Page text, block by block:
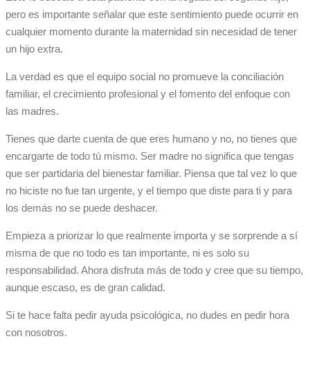
pero es importante señalar que este sentimiento puede ocurrir en
cualquier momento durante la maternidad sin necesidad de tener
un hijo extra.
La verdad es que el equipo social no promueve la conciliación
familiar, el crecimiento profesional y el fomento del enfoque con
las madres.
Tienes que darte cuenta de que eres humano y no, no tienes que
encargarte de todo tú mismo. Ser madre no significa que tengas
que ser partidaria del bienestar familiar. Piensa que tal vez lo que
no hiciste no fue tan urgente, y el tiempo que diste para ti y para
los demás no se puede deshacer.
Empieza a priorizar lo que realmente importa y se sorprende a sí
misma de que no todo es tan importante, ni es solo su
responsabilidad. Ahora disfruta más de todo y cree que su tiempo,
aunque escaso, es de gran calidad.
Si te hace falta pedir ayuda psicológica, no dudes en pedir hora
con nosotros.